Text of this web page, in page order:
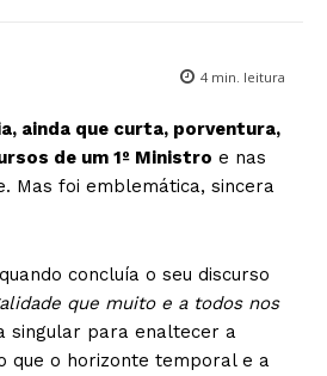
4 min. leitura
ainda que curta, porventura,
de um 1º Ministro e nas
Mas foi emblemática, sincera
quando concluía o seu discurso
que muito e a todos nos
para enaltecer a
que o horizonte temporal e a